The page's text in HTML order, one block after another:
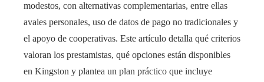
modestos, con alternativas complementarias, entre ellas
avales personales, uso de datos de pago no tradicionales y
el apoyo de cooperativas. Este artículo detalla qué criterios
valoran los prestamistas, qué opciones están disponibles
en Kingston y plantea un plan práctico que incluye